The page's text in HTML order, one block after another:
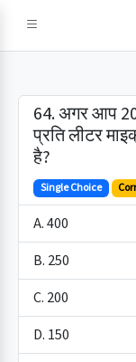
64. अगर आप
प्रति लीटर
है?
Single Choice
A. 400
B. 250
C. 200
D. 150